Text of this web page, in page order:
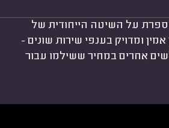
על השיטה הייחודית של
אמין ומדויק בענפי שירות שונים -
אחרים במחיר ששילמו עבור